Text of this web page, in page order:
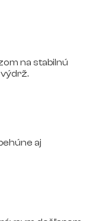
na stabilnú
aj